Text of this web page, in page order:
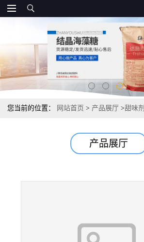
您当前的位置： 网站首页 > 产品展厅 >甜味剂
产品展厅